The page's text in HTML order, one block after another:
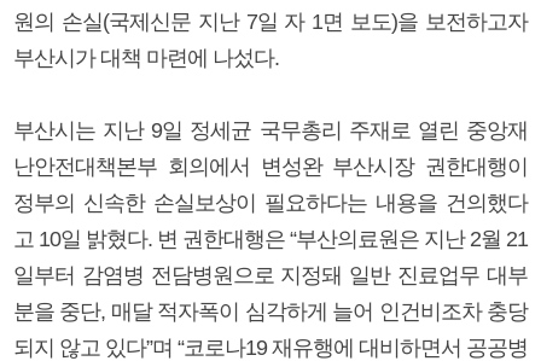
원의 손실(국제신문 지난 7일 자 1면 보도)을 보전하고자
부산시가 대책 마련에 나섰다.
부산시는 지난 9일 정세균 국무총리 주재로 열린 중앙재
난안전대책본부 회의에서 변성완 부산시장 권한대행이
정부의 신속한 손실보상이 필요하다는 내용을 건의했다
고 10일 밝혔다. 변 권한대행은 “부산의료원은 지난 2월 21
일부터 감염병 전담병원으로 지정돼 일반 진료업무 대부
분을 중단, 매달 적자폭이 심각하게 늘어 인건비조차 충당
되지 않고 있다”며 “코로나19 재유행에 대비하면서 공공병